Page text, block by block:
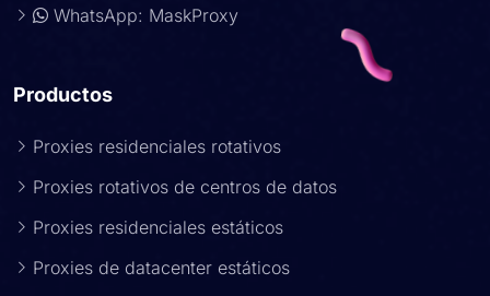
WhatsApp: MaskProxy
Productos
Proxies residenciales rotativos
Proxies rotativos de centros de datos
Proxies residenciales estáticos
Proxies de datacenter estáticos